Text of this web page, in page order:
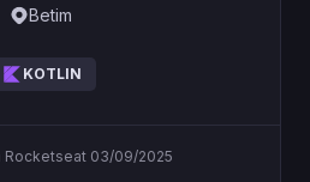
Betim
KOTLIN
Rocketseat 03/09/2025